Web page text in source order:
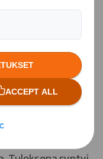
olivat
kääntymistään
puoleen.
oli jo tuttua,
kehittäminen
pohjatyöt
mukaan
pakkausten
ja